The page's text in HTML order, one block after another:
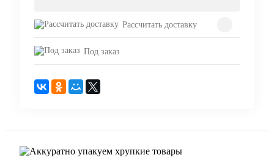
Рассчитать доставку
Под заказ